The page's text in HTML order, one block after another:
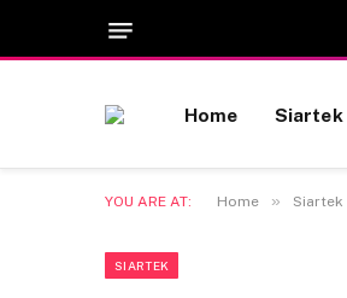
Home Siartek
YOU ARE AT: Home » Siartek
SIARTEK